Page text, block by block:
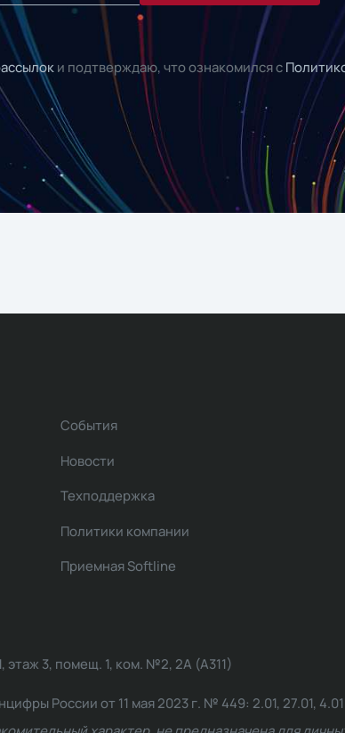
и подтверждаю, что ознакомился с
События
Новости
Техподдержка
Политики компании
Приемная Softline
этаж 3, помещ. 1, ком. №2, 2А (А311)
России от 11 мая 2023 г. № 449: 2.01, 27.01, 4.01